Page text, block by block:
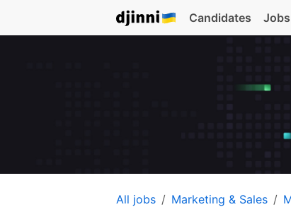
Candidates Jobs
All jobs Marketing & Sales